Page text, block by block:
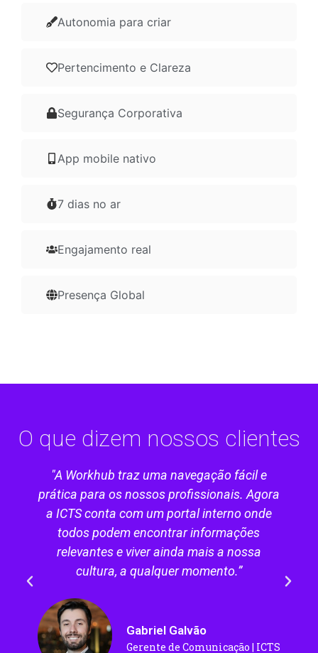
Autonomia para criar
Pertencimento e Clareza
Segurança Corporativa
App mobile nativo
7 dias no ar
Engajamento real
Presença Global
O que dizem nossos clientes
"A Workhub traz uma navegação fácil e
prática para os nossos profissionais. Agora
a ICTS conta com um portal interno onde
todos podem encontrar informações
relevantes e viver ainda mais a nossa
cultura, a qualquer momento.”
Gabriel Galvão
Gerente de Comunicação | ICTS